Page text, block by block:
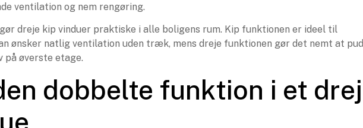
ventilation og nem rengøring.
dreje kip vinduer praktiske i alle boligens rum. Kip funktionen er ideel til
ønsker natlig ventilation uden træk, mens dreje funktionen gør det nemt at
på øverste etage.
dobbelte funktion i et